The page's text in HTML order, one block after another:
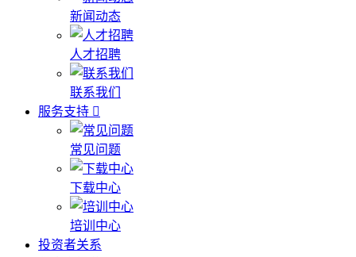
新闻动态
人才招聘
联系我们
服务支持
常见问题
下载中心
培训中心
投资者关系